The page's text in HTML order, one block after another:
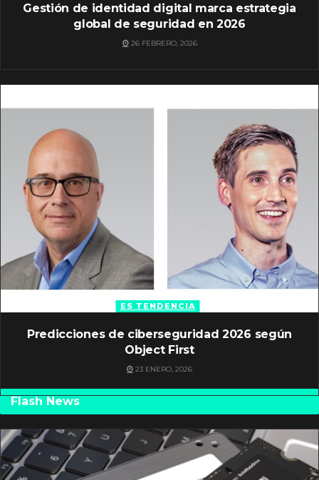
Gestión de identidad digital marca estrategia
global de seguridad en 2026
26 FEBRERO, 2026
ES TENDENCIA
Predicciones de ciberseguridad 2026 según
Object First
23 ENERO, 2026
Flash News